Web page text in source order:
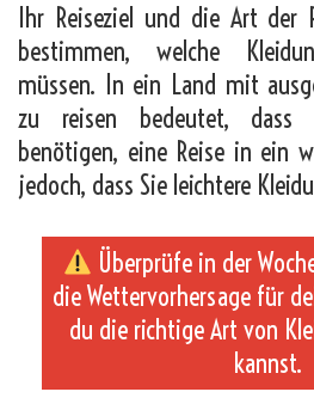
Ihr Reiseziel und die Art der
bestimmen, welche
müssen. In ein Land mit
zu reisen bedeutet, dass
benötigen, eine Reise in ein
jedoch, dass Sie leichtere
Überprüfe in der
die Wettervorhersage für
du die richtige Art von
kannst.